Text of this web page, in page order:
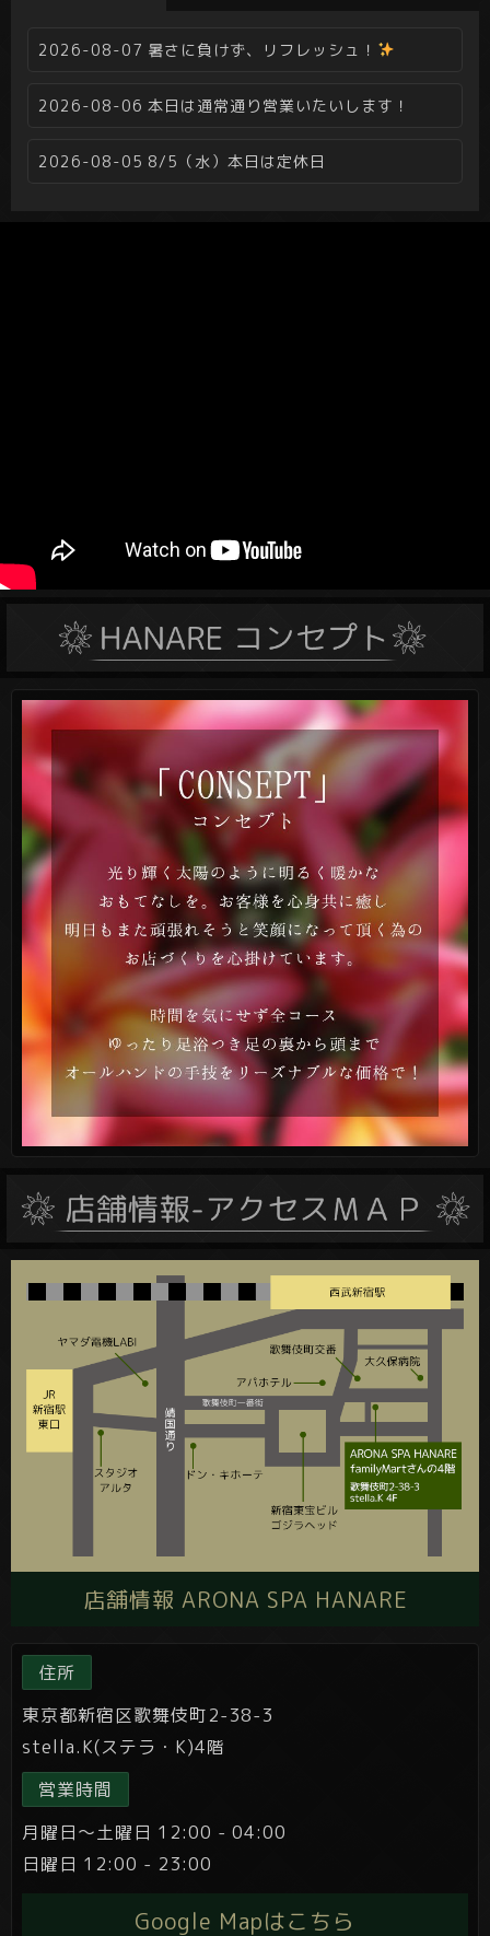
2026-08-07 暑さに負けず、リフレッシュ！
2026-08-06 本日は通常通り営業いたいします！
2026-08-05 8/5（水）本日は定休日
店舗情報 ARONA SPA HANARE
住所
東京都新宿区歌舞伎町2-38-3
stella.K(ステラ・K)4階
営業時間
月曜日～土曜日 12:00 - 04:00
日曜日 12:00 - 23:00
Google Mapはこちら